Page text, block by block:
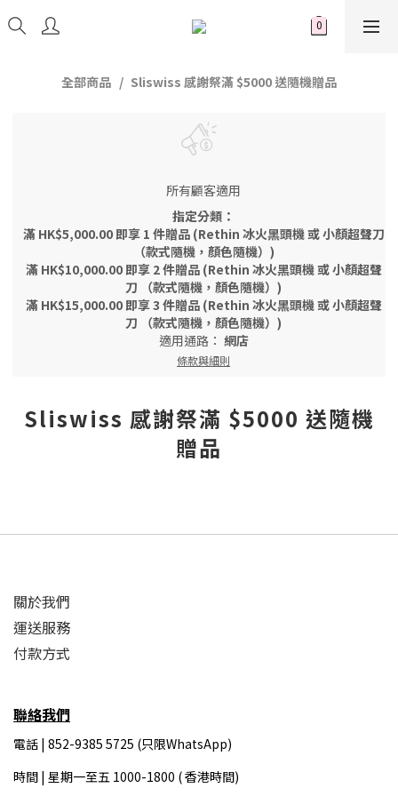
全部商品 Sliswiss 感謝祭滿 $5000 送隨機贈品
所有顧客適用
指定分類：
滿 HK$5,000.00 即享 1 件贈品 (Rethin 冰火黑頭機 或 小顏超聲刀
（款式隨機，顏色隨機）)
滿 HK$10,000.00 即享 2 件贈品 (Rethin 冰火黑頭機 或 小顏超聲
刀 （款式隨機，顏色隨機）)
滿 HK$15,000.00 即享 3 件贈品 (Rethin 冰火黑頭機 或 小顏超聲
刀 （款式隨機，顏色隨機）)
適用通路： 網店
條款與細則
Sliswiss 感謝祭滿 $5000 送隨機
贈品
關於我們
運送服務
付款方式
聯絡我們
電話 | 852-9385 5725 (只限WhatsApp)
時間 | 星期一至五 1000-1800 ( 香港時間)